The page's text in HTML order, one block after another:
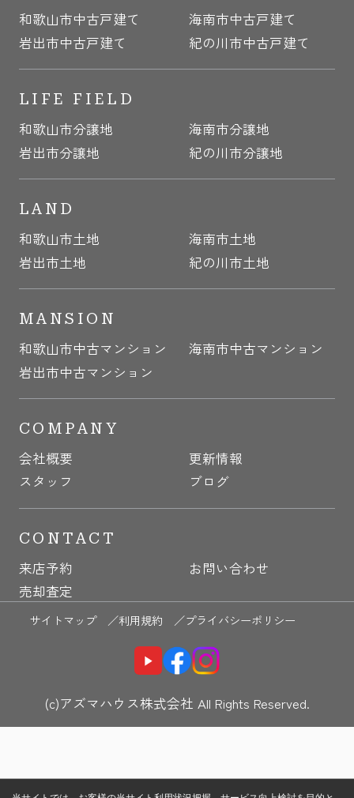
和歌山市中古戸建て
海南市中古戸建て
岩出市中古戸建て
紀の川市中古戸建て
LIFE FIELD
和歌山市分譲地
海南市分譲地
岩出市分譲地
紀の川市分譲地
LAND
和歌山市土地
海南市土地
岩出市土地
紀の川市土地
MANSION
和歌山市中古マンション
海南市中古マンション
岩出市中古マンション
COMPANY
会社概要
更新情報
スタッフ
ブログ
CONTACT
来店予約
お問い合わせ
売却査定
サイトマップ ／利用規約 ／プライバシーポリシー
(c)アズマハウス株式会社 All Rights Reserved.